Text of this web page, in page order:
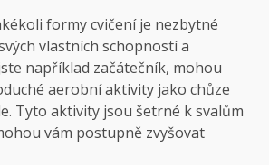
formy cvičení je nezbytné
vlastních schopností a
například začátečník, mohou
aerobní aktivity jako chůze
Tyto aktivity jsou šetrné k svalům
vám postupně zvyšovat